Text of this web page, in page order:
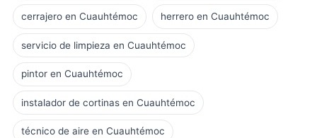
cerrajero en Cuauhtémoc herrero en Cuauhtémoc
servicio de limpieza en Cuauhtémoc
pintor en Cuauhtémoc
instalador de cortinas en Cuauhtémoc
técnico de aire en Cuauhtémoc